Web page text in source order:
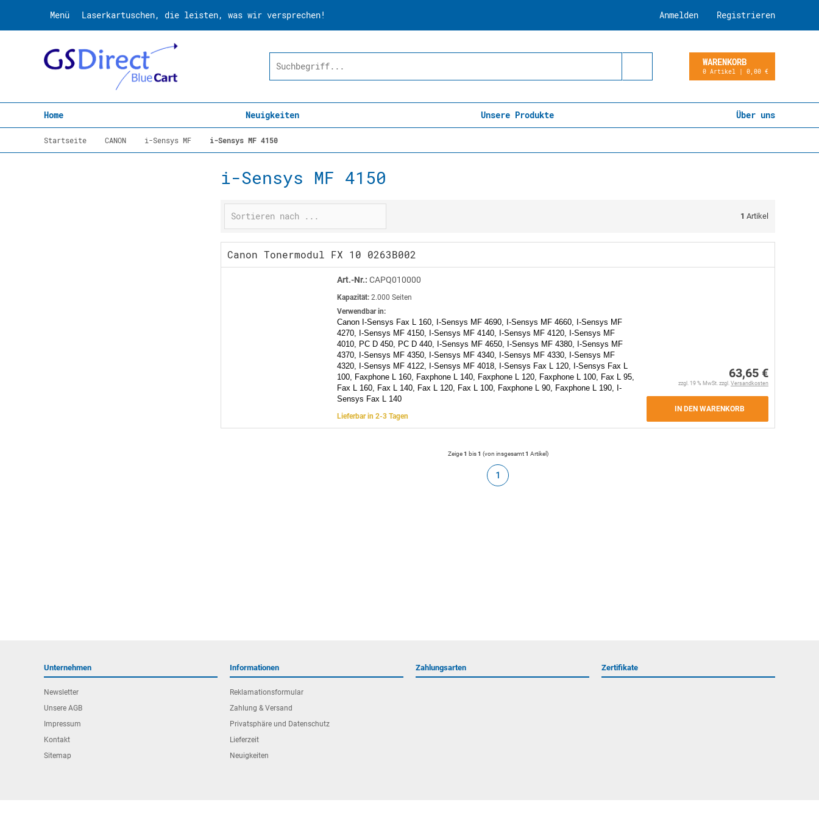
Menü Laserkartuschen, die leisten, was wir versprechen! Registrieren
Anmelden
WARENKORB
0 Artikel | 0,00 €
Home Neuigkeiten Unsere Produkte Über uns
Startseite CANON i-Sensys MF i-Sensys MF 4150
i-Sensys MF 4150
1 Artikel
Canon Tonermodul FX 10 0263B002
Art.-Nr.: CAPQ010000
Kapazität: 2.000 Seiten
Verwendbar in:
Canon I-Sensys Fax L 160, I-Sensys MF 4690, I-Sensys MF 4660, I-Sensys MF
4270, I-Sensys MF 4150, I-Sensys MF 4140, I-Sensys MF 4120, I-Sensys MF
4010, PC D 450, PC D 440, I-Sensys MF 4650, I-Sensys MF 4380, I-Sensys MF
4370, I-Sensys MF 4350, I-Sensys MF 4340, I-Sensys MF 4330, I-Sensys MF
4320, I-Sensys MF 4122, I-Sensys MF 4018, I-Sensys Fax L 120, I-Sensys Fax L
100, Faxphone L 160, Faxphone L 140, Faxphone L 120, Faxphone L 100, Fax L 95,
Fax L 160, Fax L 140, Fax L 120, Fax L 100, Faxphone L 90, Faxphone L 190, I-
Sensys Fax L 140
Lieferbar in 2-3 Tagen
63,65 €
zzgl. 19 % MwSt. zzgl. Versandkosten
IN DEN WARENKORB
Zeige1 bis1 (von insgesamt1 Artikel)
1
Unternehmen
Newsletter
Unsere AGB
Impressum
Kontakt
Sitemap
Informationen
Reklamationsformular
Zahlung & Versand
Privatsphäre und Datenschutz
Lieferzeit
Neuigkeiten
Zahlungsarten Zertifikate